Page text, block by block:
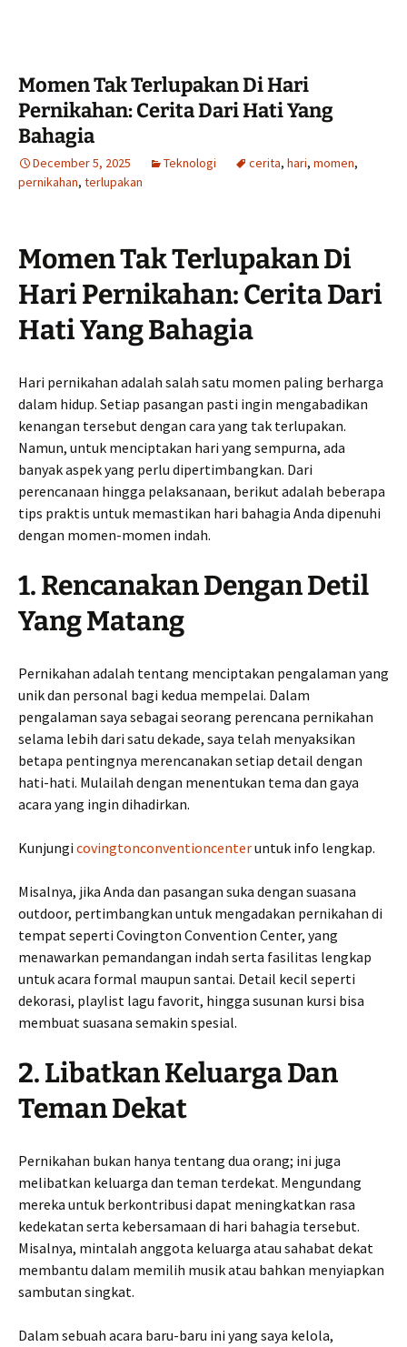
Momen Tak Terlupakan Di Hari
Pernikahan: Cerita Dari Hati Yang
Bahagia
December 5, 2025 Teknologi cerita, hari, momen,
pernikahan, terlupakan
Momen Tak Terlupakan Di
Hari Pernikahan: Cerita Dari
Hati Yang Bahagia
Hari pernikahan adalah salah satu momen paling berharga
dalam hidup. Setiap pasangan pasti ingin mengabadikan
kenangan tersebut dengan cara yang tak terlupakan.
Namun, untuk menciptakan hari yang sempurna, ada
banyak aspek yang perlu dipertimbangkan. Dari
perencanaan hingga pelaksanaan, berikut adalah beberapa
tips praktis untuk memastikan hari bahagia Anda dipenuhi
dengan momen-momen indah.
1. Rencanakan Dengan Detil
Yang Matang
Pernikahan adalah tentang menciptakan pengalaman yang
unik dan personal bagi kedua mempelai. Dalam
pengalaman saya sebagai seorang perencana pernikahan
selama lebih dari satu dekade, saya telah menyaksikan
betapa pentingnya merencanakan setiap detail dengan
hati-hati. Mulailah dengan menentukan tema dan gaya
acara yang ingin dihadirkan.
Kunjungi covingtonconventioncenteruntuk info lengkap.
Misalnya, jika Anda dan pasangan suka dengan suasana
outdoor, pertimbangkan untuk mengadakan pernikahan di
tempat seperti Covington Convention Center, yang
menawarkan pemandangan indah serta fasilitas lengkap
untuk acara formal maupun santai. Detail kecil seperti
dekorasi, playlist lagu favorit, hingga susunan kursi bisa
membuat suasana semakin spesial.
2. Libatkan Keluarga Dan
Teman Dekat
Pernikahan bukan hanya tentang dua orang; ini juga
melibatkan keluarga dan teman terdekat. Mengundang
mereka untuk berkontribusi dapat meningkatkan rasa
kedekatan serta kebersamaan di hari bahagia tersebut.
Misalnya, mintalah anggota keluarga atau sahabat dekat
membantu dalam memilih musik atau bahkan menyiapkan
sambutan singkat.
Dalam sebuah acara baru-baru ini yang saya kelola,